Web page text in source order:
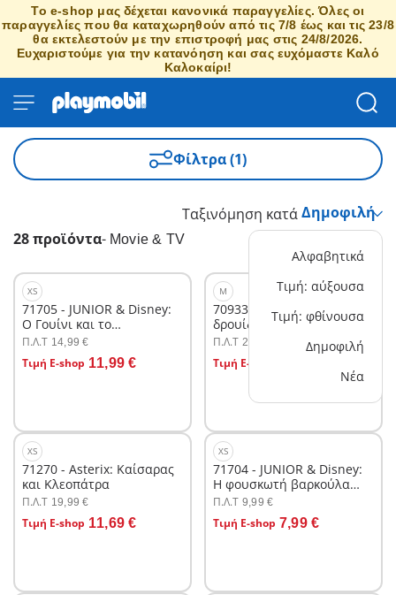
Το e-shop μας δέχεται κανονικά παραγγελίες. Όλες οι
παραγγελίες που θα καταχωρηθούν από τις 7/8 έως και τις 23/8
θα εκτελεστούν με την επιστροφή μας στις 24/8/2026.
Ευχαριστούμε για την κατανόηση και σας ευχόμαστε Καλό
Καλοκαίρι!
Φίλτρα (1)
28 προϊόντα- Movie & TV
Ταξινόμηση κατά
Αλφαβητικά
Τιμή: αύξουσα
Τιμή: φθίνουσα
Δημοφιλή
Νέα
XS
71705 - JUNIOR & Disney:
Ο Γουίνι και το
Γουρουνάκι πάνε βαρκάδα
Π.Λ.T 14,99 €
Τιμή E-shop 11,99 €
Στο καλάθι
M
70933 - Asterix: Ο
δρουίδης Πανοραμίξ
Π.Λ.T 26,99 €
Τιμή E-shop
XS
71270 - Asterix: Καίσαρας
και Κλεοπάτρα
Π.Λ.T 19,99 €
Τιμή E-shop 11,69 €
Στο καλάθι
XS
71704 - JUNIOR & Disney:
Η φουσκωτή βαρκούλα
του Τίγρη
Π.Λ.T 9,99 €
Τιμή E-shop 7,99 €
Στο καλάθι